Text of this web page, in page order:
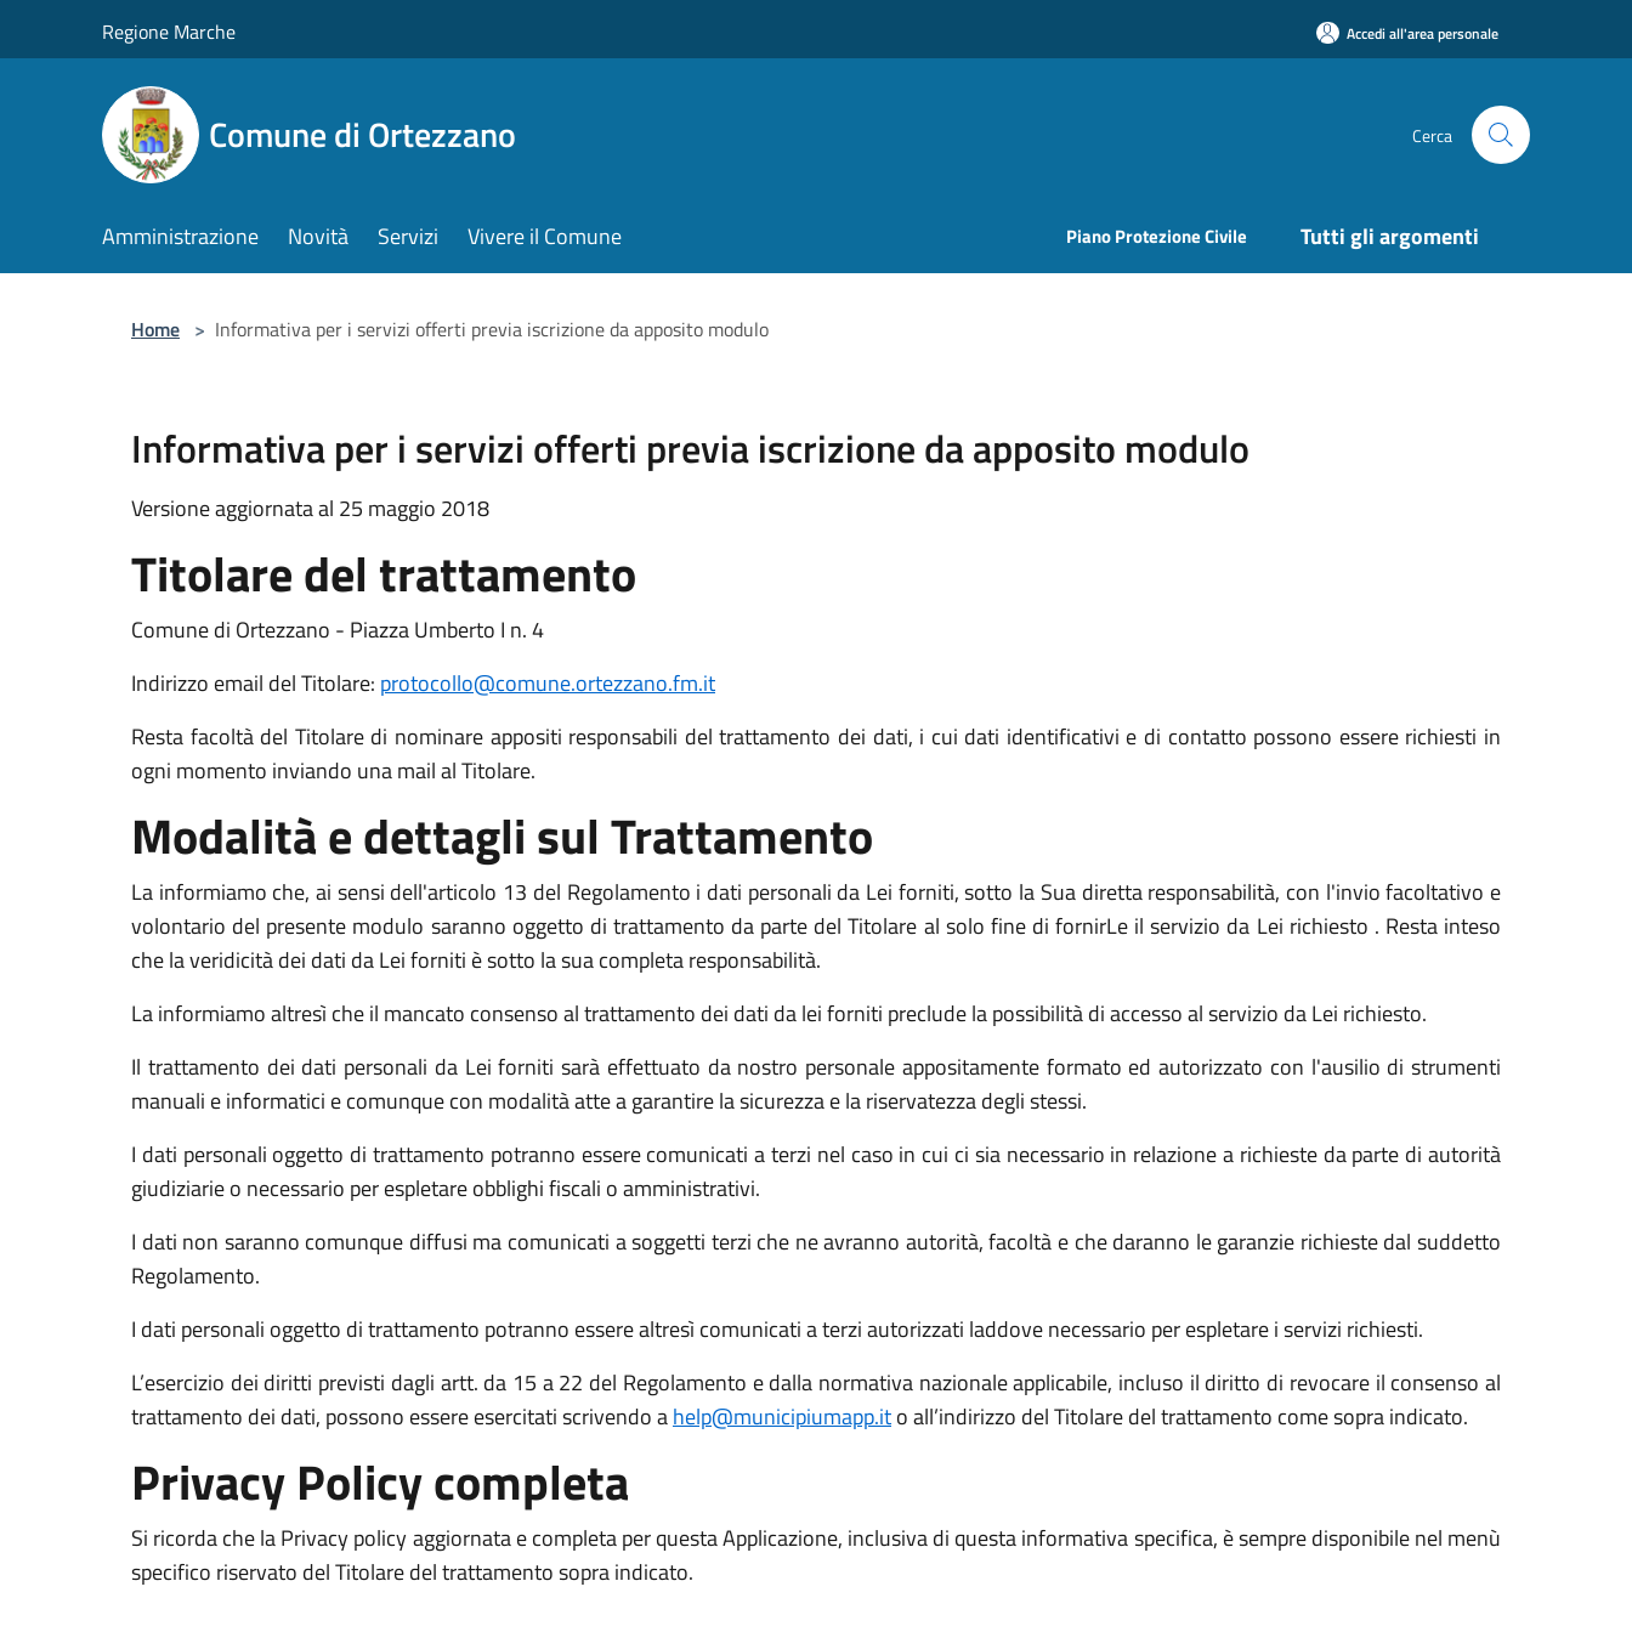
Regione Marche Accedi all'area personale
Comune di Ortezzano Cerca
Amministrazione Novità Servizi Vivere il Comune Piano Protezione Civile Tutti gli argomenti
Home > Informativa per i servizi offerti previa iscrizione da apposito modulo
Informativa per i servizi offerti previa iscrizione da apposito modulo
Versione aggiornata al 25 maggio 2018
Titolare del trattamento
Comune di Ortezzano - Piazza Umberto I n. 4
Indirizzo email del Titolare: protocollo@comune.ortezzano.fm.it
Resta facoltà del Titolare di nominare appositi responsabili del trattamento dei dati, i cui dati identificativi e di contatto possono essere richiesti in
ogni momento inviando una mail al Titolare.
Modalità e dettagli sul Trattamento
La informiamo che, ai sensi dell'articolo 13 del Regolamento i dati personali da Lei forniti, sotto la Sua diretta responsabilità, con l'invio facoltativo e
volontario del presente modulo saranno oggetto di trattamento da parte del Titolare al solo fine di fornirLe il servizio da Lei richiesto . Resta inteso
che la veridicità dei dati da Lei forniti è sotto la sua completa responsabilità.
La informiamo altresì che il mancato consenso al trattamento dei dati da lei forniti preclude la possibilità di accesso al servizio da Lei richiesto.
Il trattamento dei dati personali da Lei forniti sarà effettuato da nostro personale appositamente formato ed autorizzato con l'ausilio di strumenti
manuali e informatici e comunque con modalità atte a garantire la sicurezza e la riservatezza degli stessi.
I dati personali oggetto di trattamento potranno essere comunicati a terzi nel caso in cui ci sia necessario in relazione a richieste da parte di autorità
giudiziarie o necessario per espletare obblighi fiscali o amministrativi.
I dati non saranno comunque diffusi ma comunicati a soggetti terzi che ne avranno autorità, facoltà e che daranno le garanzie richieste dal suddetto
Regolamento.
I dati personali oggetto di trattamento potranno essere altresì comunicati a terzi autorizzati laddove necessario per espletare i servizi richiesti.
L’esercizio dei diritti previsti dagli artt. da 15 a 22 del Regolamento e dalla normativa nazionale applicabile, incluso il diritto di revocare il consenso al
trattamento dei dati, possono essere esercitati scrivendo ahelp@municipiumapp.ito all’indirizzo del Titolare del trattamento come sopra indicato.
Privacy Policy completa
Si ricorda che la Privacy policy aggiornata e completa per questa Applicazione, inclusiva di questa informativa specifica, è sempre disponibile nel menù
specifico riservato del Titolare del trattamento sopra indicato.